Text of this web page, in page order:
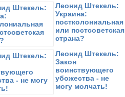
18 октября 2019в 11:57:
Рачинский: Закон Про викривачів
14 октября 2019в 14:17:
Острікова: Проаналізувала кілька
відповідей на економічні питання
Леонид Штекель:
Украина:
постколониальная
или постсоветская
страна?
Леонид Штекель:
Закон
воинствующего
убожества - не
могу молчать!